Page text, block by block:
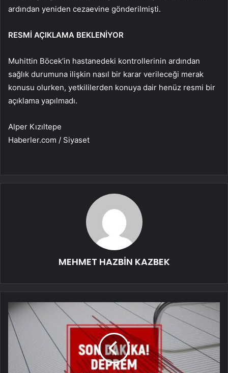
ardından yeniden cezaevine gönderilmişti.
RESMİ AÇIKLAMA BEKLENİYOR
Muhittin Böcek’in hastanedeki kontrollerinin ardından
sağlık durumuna ilişkin nasıl bir karar verileceği merak
konusu olurken, yetkililerden konuya dair henüz resmi bir
açıklama yapılmadı.
Alper Kızıltepe
Haberler.com / Siyaset
MEHMET HAZBİN KAZBEK